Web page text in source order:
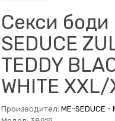
Секси боди
SEDUCE
TEDDY
WHITE XXL/
Производител: ME-SEDUCE -